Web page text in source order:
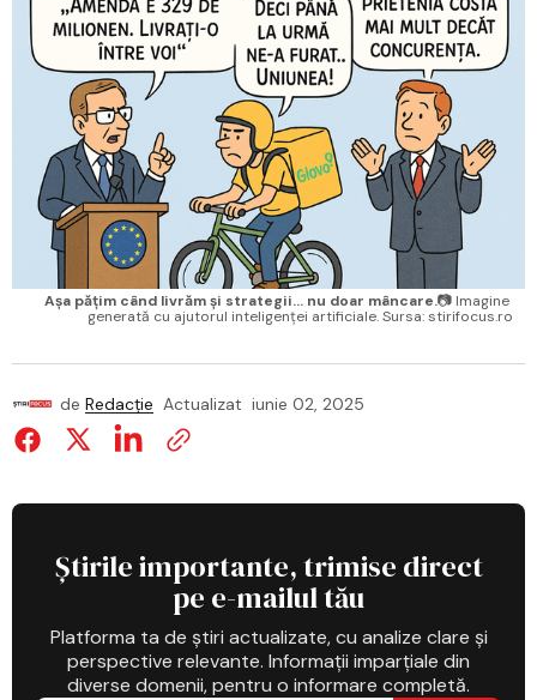
Așa pățim când livrăm și strategii... nu doar mâncare.📷 Imagine
generată cu ajutorul inteligenței artificiale. Sursa: stirifocus.ro
de Redacție Actualizat iunie 02, 2025
Știrile importante, trimise direct
pe e-mailul tău
Platforma ta de știri actualizate, cu analize clare și
perspective relevante. Informații imparțiale din
diverse domenii, pentru o informare completă.